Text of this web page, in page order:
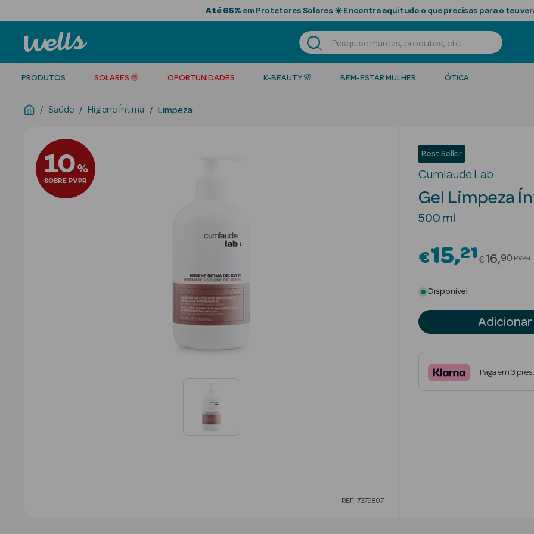
Até 65% em Protetores Solares ☀️ Encontra aqui tudo o que precisas para o teu
PRODUTOS SOLARES 🌞 OPORTUNIDADES K-BEAUTY 🌸 BEM-ESTAR MULHER ÓTICA
Saúde Higiene Íntima Limpeza
10%
SOBRE PVPR
REF: 7379807
Best Seller
Cumlaude Lab
Gel Limpeza
500 ml
€15 21Price
€16 90 PVPR
Disponível
Adicionar
Paga em 3